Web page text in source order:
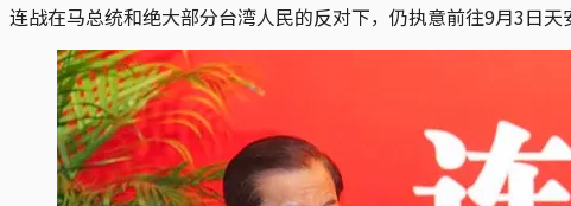
连战在马总统和绝大部分台湾人民的反对下，仍执意前往9月3日天